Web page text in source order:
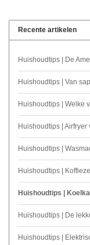
Recente artikelen
Huishoudtips | De
Huishoudtips | Van
Huishoudtips | Welke
Huishoudtips | Airfryer
Huishoudtips |
Huishoudtips |
Huishoudtips |
Huishoudtips | De
Huishoudtips |